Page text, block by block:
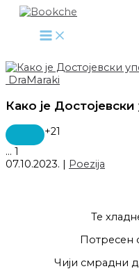
Pređi
DraMaraki
Како је
+21
... 1
07.10.2023. | Poezija
Те
Потресен
Чији смрадни